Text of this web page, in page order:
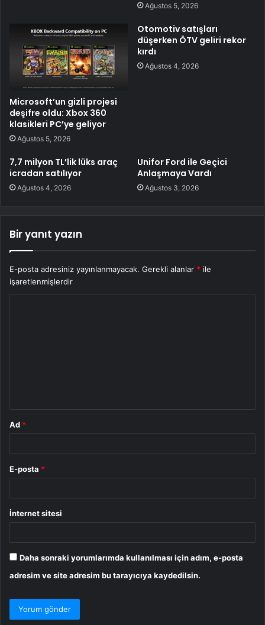
Ağustos 5, 2026
Microsoft’un gizli projesi
deşifre oldu: Xbox 360
klasikleri PC’ye geliyor
Ağustos 5, 2026
Otomotiv satışları
düşerken ÖTV geliri rekor
kırdı
Ağustos 4, 2026
7,7 milyon TL’lik lüks araç
icradan satılıyor
Ağustos 4, 2026
Unifor Ford ile Geçici
Anlaşmaya Vardı
Ağustos 3, 2026
Bir yanıt yazın
E-posta adresiniz yayınlanmayacak. Gerekli alanlar * ile
işaretlenmişlerdir
Ad *
E-posta *
İnternet sitesi
Daha sonraki yorumlarımda kullanılması için adım, e-posta
adresim ve site adresim bu tarayıcıya kaydedilsin.